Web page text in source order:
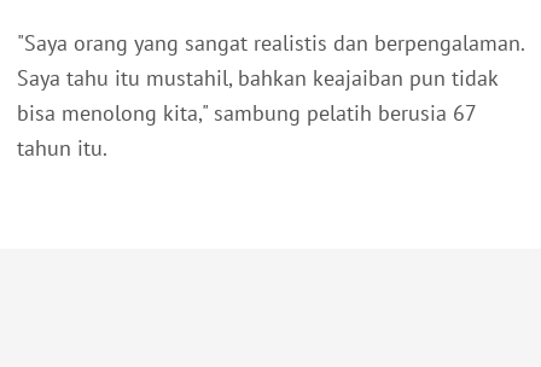
"Saya orang yang sangat realistis dan berpengalaman.
Saya tahu itu mustahil, bahkan keajaiban pun tidak
bisa menolong kita," sambung pelatih berusia 67
tahun itu.